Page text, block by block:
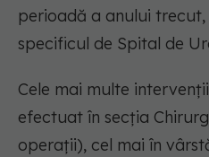
perioadă a anului
specificul de Spital de
Cele mai multe
efectuat în secția
operații), cel mai în